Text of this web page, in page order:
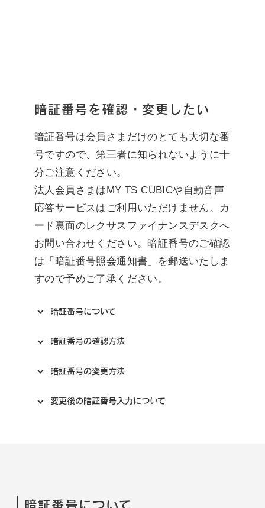
暗証番号を確認・変更したい
暗証番号は会員さまだけのとても大切な番
号ですので、第三者に知られないように十
分ご注意ください。
法人会員さまはMY TS CUBICや自動音声
応答サービスはご利用いただけません。カ
ード裏面のレクサスファイナンスデスクへ
お問い合わせください。暗証番号のご確認
は「暗証番号照会通知書」を郵送いたしま
すので予めご了承ください。
暗証番号について
暗証番号の確認方法
暗証番号の変更方法
変更後の暗証番号入力について
暗証番号について